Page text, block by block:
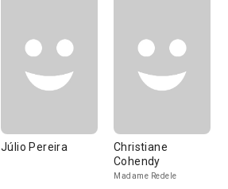
Júlio Pereira
Christiane
Cohendy
Madame Redele